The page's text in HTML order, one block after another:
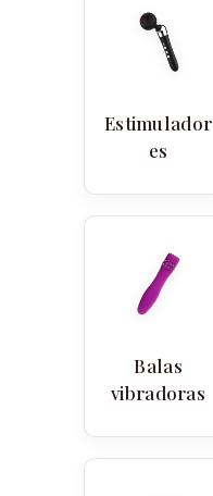
Estimulador
es
Balas
vibradoras